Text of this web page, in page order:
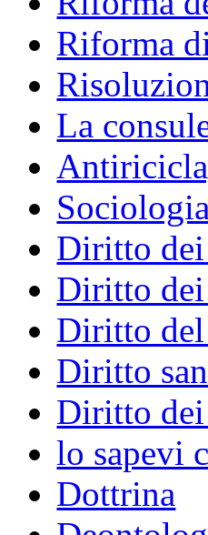
Riforma
La
Diritto dei
Diritto
Diritto
Diritto
Diritto
lo sapevi
Dottrina